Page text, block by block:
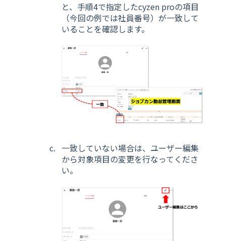
と、手順4で指定したcyzen proの項目
（今回の例では社員番号）が一致して
いることを確認します。
一致していない場合は、ユーザー編集
から対象項目の変更を行なってくださ
い。